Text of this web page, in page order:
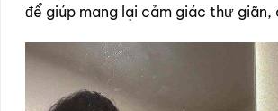
để giúp mang lại cảm giác thư giãn,